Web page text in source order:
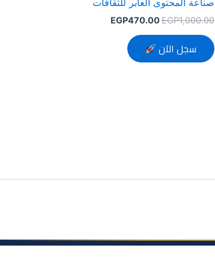
EGP1,000.00
EGP470.00
سجل الآن